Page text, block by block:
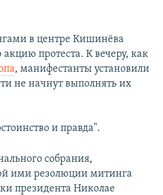
в центре Кишинёва
протеста. К вечеру, как
, манифестанты установили
не начнут выполнять их
и правда".
собрания,
ими резолюции митинга
президента Николае